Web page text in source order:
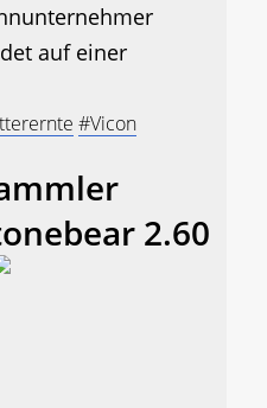
auf einer
#Vicon
2.60